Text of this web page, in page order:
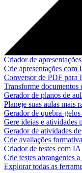
Criador de
Crie apresentações com
Conversor de PDF para
Transforme documentos
Gerador de planos de
Planeje suas aulas mais
Gerador de quebra-
Gere ideias e atividades
Gerador de atividades
Crie avaliações
Criador de testes com IA
Crie testes abrangentes
Explorar todas as